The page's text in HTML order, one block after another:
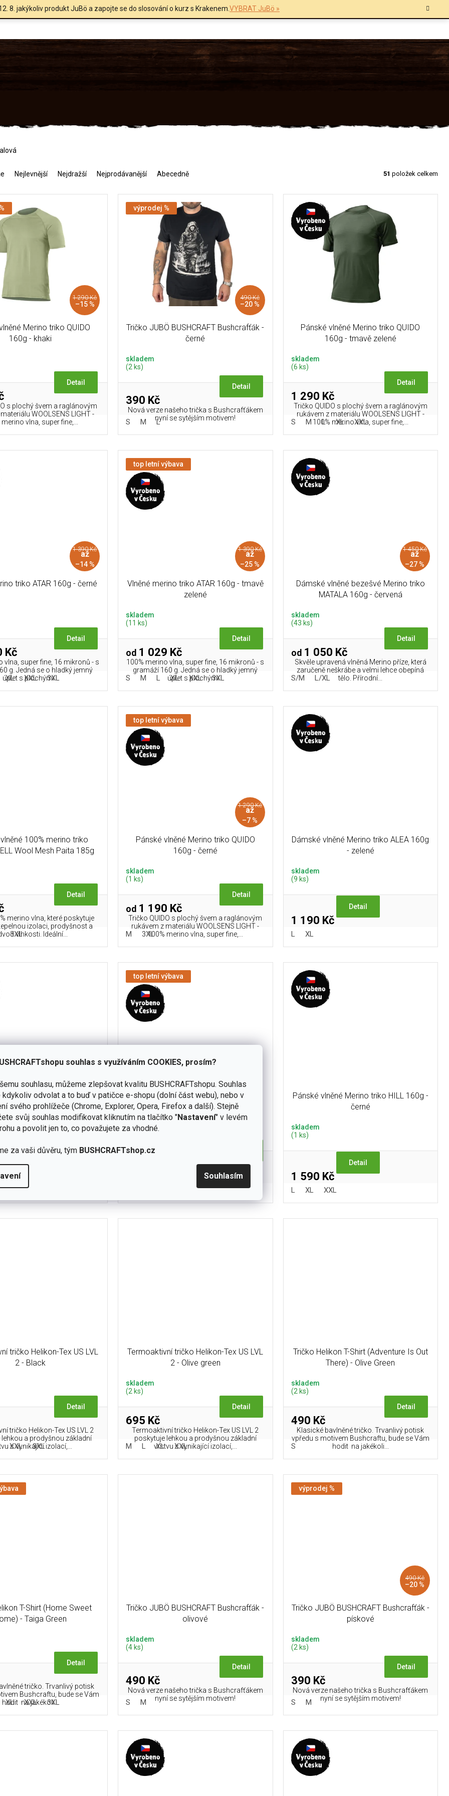
souhlas s využíváním COOKIES, prosím?
souhlasu, můžeme zlepšovat kvalitu BUSHCRAFTshopu. Souhlas
kdykoliv odvolat a to buď v patičce e-shopu (dolní část webu), nebo v
svého prohlížeče (Chrome, Explorer, Opera, Firefox a další). Stejně
svůj souhlas modifikovat kliknutím na tlačítko "Nastavení" v levém
a povolit jen to, co považujete za vhodné.
za vaši důvěru, tým BUSHCRAFTshop.cz
Souhlasím
8. jakýkoliv produkt JuBö a zapojte se do slosování o kurz s Krakenem.VYBRAT JuBö »
Nejlevnější Nejdražší Nejprodávanější Abecedně 51 položek celkem
1 290 Kč
–15 %
Merino triko QUIDO
160g - khaki
Detail
s plochý švem a raglánovým
WOOLSENS LIGHT -
merino vlna, super fine,...
výprodej %
490 Kč
–20 %
Tričko JUBÖ BUSHCRAFT Bushcrafťák -
černé
skladem
(2 ks)
390 Kč
Detail
Nová verze našeho trička s Bushcrafťákem
nyní se sytějším motivem!
S M L
Pánské vlněné Merino triko QUIDO
160g - tmavě zelené
skladem
(6 ks)
1 290 Kč
Detail
Tričko QUIDO s plochý švem a raglánovým
rukávem z materiálu WOOLSENS LIGHT -
100% merino vlna, super fine,...
S M L XL XXL
1 390 Kč
až
–14 %
triko ATAR 160g - černé
Kč
Detail
vlna, super fine, 16 mikronů - s
g. Jedná se o hladký jemný
úplet s plochými...
XL XXL 3XL
top letní výbava
1 390 Kč
až
–25 %
Vlněné merino triko ATAR 160g - tmavě
zelené
skladem
(11 ks)
od 1 029 Kč
Detail
100% merino vlna, super fine, 16 mikronů - s
gramáží 160 g. Jedná se o hladký jemný
úplet s plochými...
S M L XL XXL 3XL
1 450 Kč
až
–27 %
Dámské vlněné bezešvé Merino triko
MATALA 160g - červená
skladem
(43 ks)
od1 050 Kč
Detail
Skvěle upravená vlněná Merino příze, která
zaručeně neškrábe a velmi lehce obepíná
tělo. Přírodní...
S/M L/XL
100% merino triko
Wool Mesh Paita 185g
Detail
merino vlna, které poskytuje
izolaci, prodyšnost a
vlhkosti. Ideální...
3XL
top letní výbava
1 290 Kč
až
–7 %
Pánské vlněné Merino triko QUIDO
160g - černé
skladem
(1 ks)
od 1 190 Kč
Detail
Tričko QUIDO s plochý švem a raglánovým
rukávem z materiálu WOOLSENS LIGHT -
100% merino vlna, super fine,...
M 3XL
Dámské vlněné Merino triko ALEA 160g
- zelené
skladem
(9 ks)
1 190 Kč
Detail
L XL
Merino triko ZITA 160g
- černá/růžová
Detail
úplet. Triko 160g je vyrobeno z
Merino vlny 16 MC...
top letní výbava
Pánské vlněné Merino POLO tričko
ELIOT černé 160g
skladem
Vlněná polokošile, jednovrstvý uplet,
kvalitní a příjemný...
Pánské vlněné Merino triko HILL 160g -
černé
skladem
(1 ks)
1 590 Kč
Detail
L XL XXL
tričko Helikon-Tex US LVL
2 - Black
Detail
tričko Helikon-Tex US LVL 2
a prodyšnou základní
s vynikající izolací,...
XXL 3XL
Termoaktivní tričko Helikon-Tex US LVL
2 - Olive green
skladem
(2 ks)
695 Kč
Detail
Termoaktivní tričko Helikon-Tex US LVL 2
poskytuje lehkou a prodyšnou základní
vrstvu s vynikající izolací,...
M L XL XXL
Tričko Helikon T-Shirt (Adventure Is Out
There) - Olive Green
skladem
(2 ks)
490 Kč
Detail
Klasické bavlněné tričko. Trvanlivý potisk
vpředu s motivem Bushcraftu, bude se Vám
hodit na jakékoli...
S
T-Shirt (Home Sweet
- Taiga Green
Detail
tričko. Trvanlivý potisk
Bushcraftu, bude se Vám
hodit na jakékoli...
XL XXL 3XL
Tričko JUBÖ BUSHCRAFT Bushcrafťák -
olivové
skladem
(4 ks)
490 Kč
Detail
Nová verze našeho trička s Bushcrafťákem
nyní se sytějším motivem!
S M
výprodej %
490 Kč
–20 %
Tričko JUBÖ BUSHCRAFT Bushcrafťák -
pískové
skladem
(2 ks)
390 Kč
Detail
Nová verze našeho trička s Bushcrafťákem
nyní se sytějším motivem!
S M